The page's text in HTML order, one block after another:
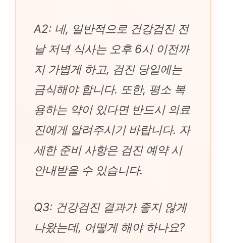
A2: 네, 일반적으로 건강검진 전
날 저녁 식사는 오후 6시 이전까
지 가볍게 하고, 검진 당일에는
금식해야 합니다. 또한, 평소 복
용하는 약이 있다면 반드시 의료
진에게 알려주시기 바랍니다. 자
세한 준비 사항은 검진 예약 시
안내받을 수 있습니다.
Q3: 건강검진 결과가 좋지 않게
나왔는데, 어떻게 해야 하나요?